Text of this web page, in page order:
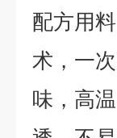
配方用
术，一
味，高